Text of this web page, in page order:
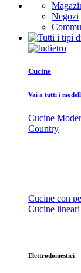
Negozi
Cucine
Vai a tutti i
Cucine
Country
Cucine con
Cucine lineari
Elettrodomestici